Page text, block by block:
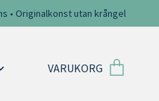
• Originalkonst utan krångel
VARUKORG